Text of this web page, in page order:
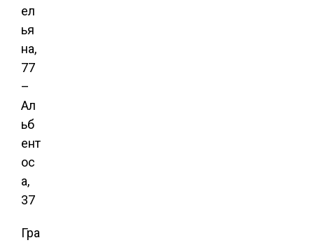
ел
ья
на,
77
–
Ал
ьб
ент
ос
а,
37
Гра